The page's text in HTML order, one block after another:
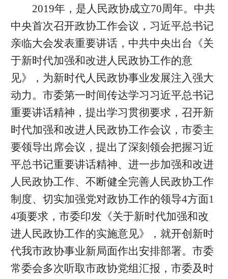
2019年，是人民政协成立70周年。中共
中央首次召开政协工作会议，习近平总书记
亲临大会发表重要讲话，中共中央出台《关
于新时代加强和改进人民政协工作的意
见》，为新时代人民政协事业发展注入强大
动力。市委第一时间传达学习习近平总书记
重要讲话精神，提出学习贯彻要求，召开新
时代加强和改进人民政协工作会议，市委主
要领导出席会议，提出了深刻领会把握习近
平总书记重要讲话精神、进一步加强和改进
人民政协工作、不断健全完善人民政协工作
制度、切实加强党对政协工作的领导4方面1
4项要求，市委印发《关于新时代加强和改
进人民政协工作的实施意见》，就开创新时
代我市政协事业新局面作出安排部署。市委
常委会多次听取市政协党组汇报，市委及时